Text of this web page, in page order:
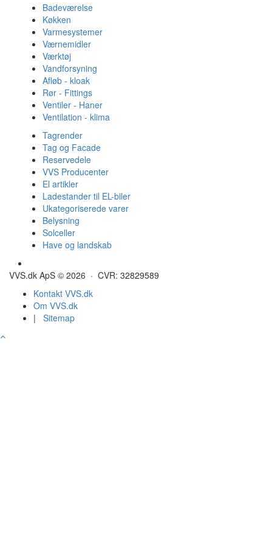
Badeværelse
Køkken
Varmesystemer
Værnemidler
Værktøj
Vandforsyning
Afløb - kloak
Rør - Fittings
Ventiler - Haner
Ventilation - klima
Tagrender
Tag og Facade
Reservedele
VVS Producenter
El artikler
Ladestander til EL-biler
Ukategoriserede varer
Belysning
Solceller
Have og landskab
VVS.dk ApS © 2026 · CVR: 32829589
Kontakt VVS.dk
Om VVS.dk
| Sitemap